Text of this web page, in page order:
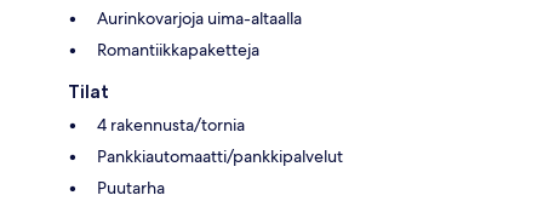
Aurinkovarjoja uima-altaalla
Romantiikkapaketteja
Tilat
4 rakennusta/tornia
Pankkiautomaatti/pankkipalvelut
Puutarha